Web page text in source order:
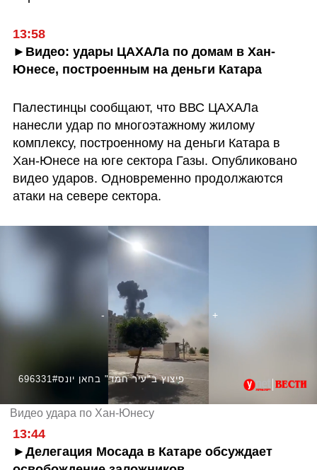
13:58
►Видео: удары ЦАХАЛа по домам в Хан-
Юнесе, построенным на деньги Катара
Палестинцы сообщают, что ВВС ЦАХАЛа
нанесли удар по многоэтажному жилому
комплексу, построенному на деньги Катара в
Хан-Юнесе на юге сектора Газы. Опубликовано
видео ударов. Одновременно продолжаются
атаки на севере сектора.
696331#פיצוץ ב"עיר חמד" בחאן יונס
Видео удара по Хан-Юнесу
13:44
►Делегация Мосада в Катаре обсуждает